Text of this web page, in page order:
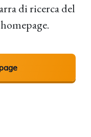
di ricerca del